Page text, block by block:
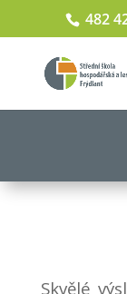
482
Skvělé